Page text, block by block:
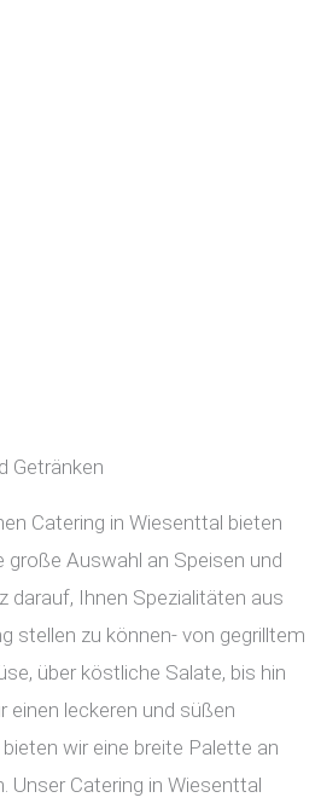
Getränken
Catering in Wiesenttal bieten
große Auswahl an Speisen und
darauf, Ihnen Spezialitäten aus
stellen zu können- von gegrilltem
über köstliche Salate, bis hin
einen leckeren und süßen
wir eine breite Palette an
Unser Catering in Wiesenttal